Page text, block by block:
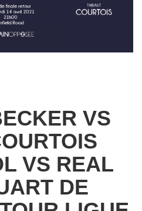
VS
VS REAL
DE